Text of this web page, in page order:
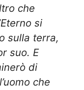
che
si
sulla terra,
suo. E
di
che